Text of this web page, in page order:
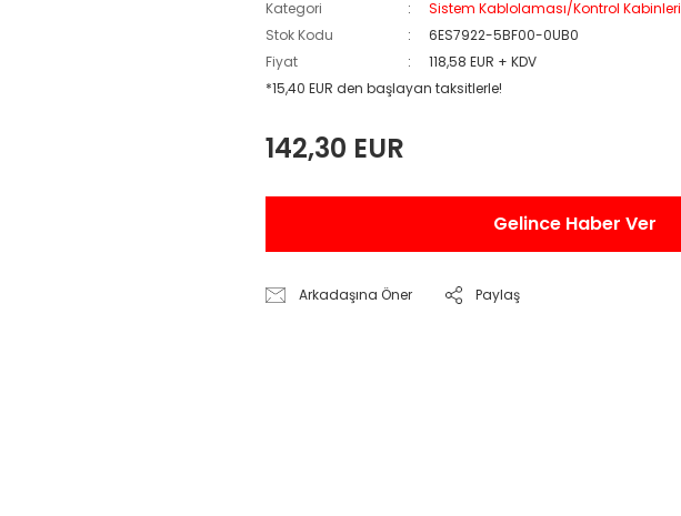
Kategori
Sistem Kablolaması/Kontrol Kabinleri
Stok Kodu
6ES7922-5BF00-0UB0
Fiyat
118,58 EUR + KDV
*15,40 EUR den başlayan taksitlerle!
142,30 EUR
Gelince Haber Ver
Arkadaşına Öner Paylaş